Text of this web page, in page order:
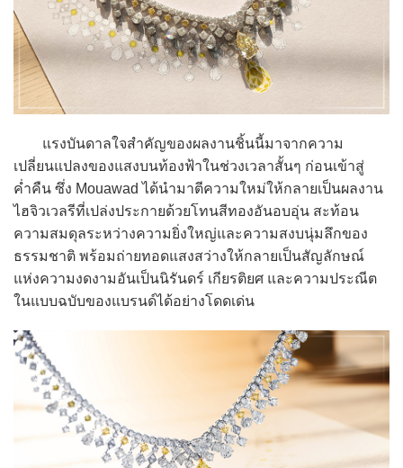
แรงบันดาลใจสำคัญของผลงานชิ้นนี้มาจากความ
เปลี่ยนแปลงของแสงบนท้องฟ้าในช่วงเวลาสั้นๆ ก่อนเข้าสู่
ค่ำคืน ซึ่ง Mouawad ได้นำมาตีความใหม่ให้กลายเป็นผลงาน
ไฮจิวเวลรีที่เปล่งประกายด้วยโทนสีทองอันอบอุ่น สะท้อน
ความสมดุลระหว่างความยิ่งใหญ่และความสงบนุ่มลึกของ
ธรรมชาติ พร้อมถ่ายทอดแสงสว่างให้กลายเป็นสัญลักษณ์
แห่งความงดงามอันเป็นนิรันดร์ เกียรติยศ และความประณีต
ในแบบฉบับของแบรนด์ได้อย่างโดดเด่น